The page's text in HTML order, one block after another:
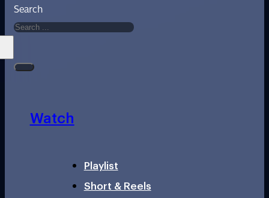
Search
Watch
Playlist
Short & Reels